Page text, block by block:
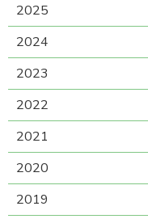
2025
2024
2023
2022
2021
2020
2019